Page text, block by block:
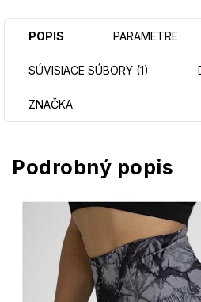
POPIS PARAMETRE
SÚVISIACE SÚBORY (1)
ZNAČKA
Podrobný popis